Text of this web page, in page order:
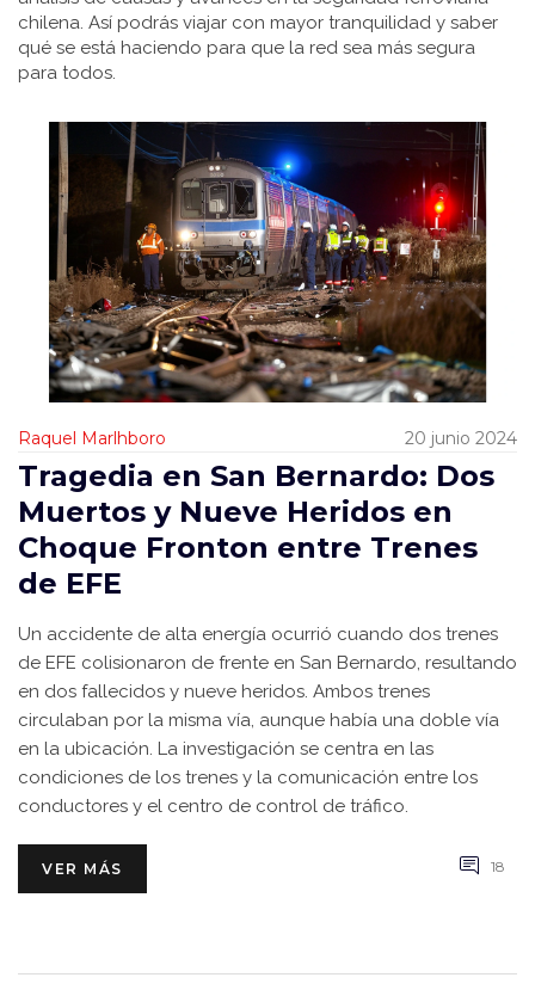
chilena. Así podrás viajar con mayor tranquilidad y saber
qué se está haciendo para que la red sea más segura
para todos.
Raquel Marlhboro 20 junio 2024
Tragedia en San Bernardo: Dos
Muertos y Nueve Heridos en
Choque Fronton entre Trenes
de EFE
Un accidente de alta energía ocurrió cuando dos trenes
de EFE colisionaron de frente en San Bernardo, resultando
en dos fallecidos y nueve heridos. Ambos trenes
circulaban por la misma vía, aunque había una doble vía
en la ubicación. La investigación se centra en las
condiciones de los trenes y la comunicación entre los
conductores y el centro de control de tráfico.
VER MÁS 18